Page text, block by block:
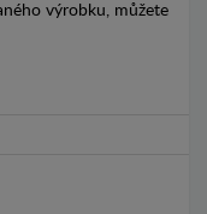
výrobku, můžete